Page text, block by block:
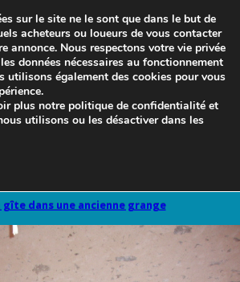
gîte dans une ancienne grange
sur le site ne le sont que dans le but de
acheteurs ou loueurs de vous contacter
annonce. Nous respectons votre vie privée
données nécessaires au fonctionnement
utilisons également des cookies pour vous
plus notre politique de confidentialité et
utilisons ou les désactiver dans les